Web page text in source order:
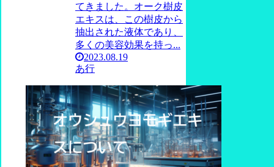
てきました。オーク樹皮
エキスは、この樹皮から
抽出された液体であり、
多くの美容効果を持っ...
2023.08.19
あ行